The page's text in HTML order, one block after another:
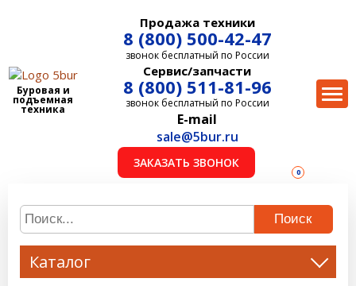
Буровая и
подъемная
техника
Продажа техники
8 (800) 500-42-47
звонок бесплатный по России
Сервис/запчасти
8 (800) 511-81-96
звонок бесплатный по России
E-mail
sale@5bur.ru
ЗАКАЗАТЬ ЗВОНОК
0
Поиск
Каталог